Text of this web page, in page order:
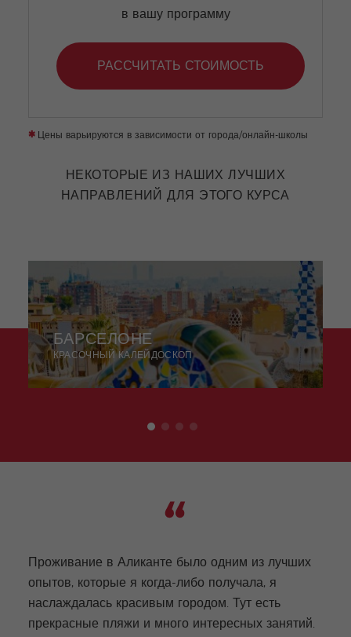
в вашу программу
РАССЧИТАТЬ СТОИМОСТЬ
*Цены варьируются в зависимости от города/онлайн-школы
НЕКОТОРЫЕ ИЗ НАШИХ ЛУЧШИХ
НАПРАВЛЕНИЙ ДЛЯ ЭТОГО КУРСА
БАРСЕЛОНЕ
КРАСОЧНЫЙ КАЛЕЙДОСКОП
Проживание в Аликанте было одним из лучших
опытов, которые я когда-либо получала, я
наслаждалась красивым городом. Тут есть
прекрасные пляжи и много интересных занятий.